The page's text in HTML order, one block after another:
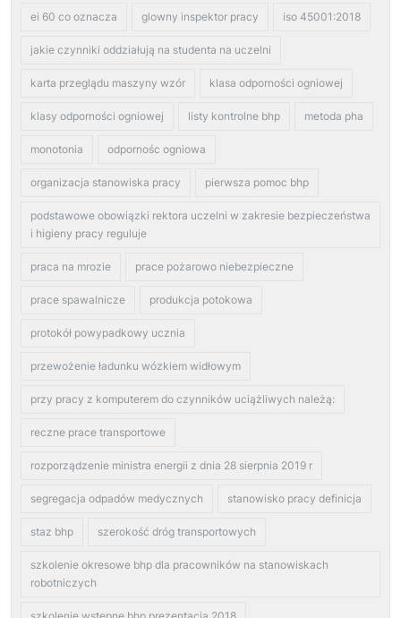
ei 60 co oznacza glowny inspektor pracy iso 45001:2018
jakie czynniki oddziałują na studenta na uczelni
karta przeglądu maszyny wzór klasa odporności ogniowej
klasy odporności ogniowej listy kontrolne bhp metoda pha
monotonia odpornośc ogniowa
organizacja stanowiska pracy pierwsza pomoc bhp
podstawowe obowiązki rektora uczelni w zakresie bezpieczeństwa
i higieny pracy reguluje
praca na mrozie prace pożarowo niebezpieczne
prace spawalnicze produkcja potokowa
protokół powypadkowy ucznia
przewożenie ładunku wózkiem widłowym
przy pracy z komputerem do czynników uciążliwych należą:
reczne prace transportowe
rozporządzenie ministra energii z dnia 28 sierpnia 2019 r
segregacja odpadów medycznych stanowisko pracy definicja
staz bhp szerokość dróg transportowych
szkolenie okresowe bhp dla pracowników na stanowiskach
robotniczych